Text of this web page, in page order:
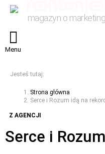
magazyn o
Menu
Jesteś tutaj:
Strona główna
Serce i Rozum idą na rekord
Z AGENCJI
Serce i